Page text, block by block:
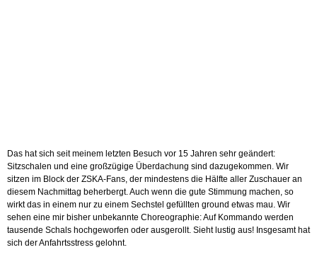
Das hat sich seit meinem letzten Besuch vor 15 Jahren sehr geändert:
Sitzschalen und eine großzügige Überdachung sind dazugekommen. Wir
sitzen im Block der ZSKA-Fans, der mindestens die Hälfte aller Zuschauer an
diesem Nachmittag beherbergt. Auch wenn die gute Stimmung machen, so
wirkt das in einem nur zu einem Sechstel gefüllten ground etwas mau. Wir
sehen eine mir bisher unbekannte Choreographie: Auf Kommando werden
tausende Schals hochgeworfen oder ausgerollt. Sieht lustig aus! Insgesamt hat
sich der Anfahrtsstress gelohnt.